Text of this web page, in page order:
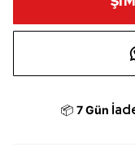
📦 7 Gün